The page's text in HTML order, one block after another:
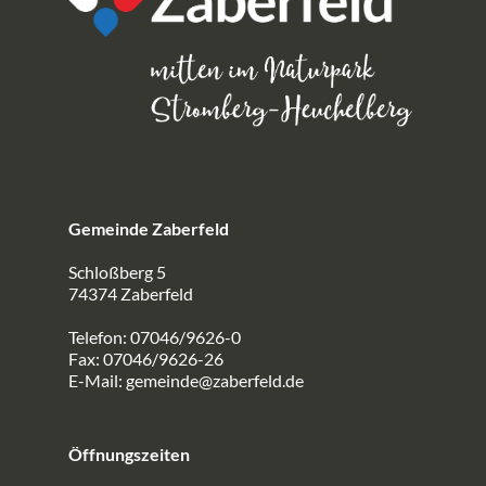
Gemeinde Zaberfeld
Schloßberg 5
74374 Zaberfeld
Telefon: 07046/9626-0
Fax: 07046/9626-26
E-Mail: gemeinde@zaberfeld.de
Öffnungszeiten